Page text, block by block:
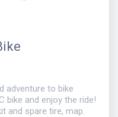
adventure to bike
bike and enjoy the ride!
and spare tire, map.